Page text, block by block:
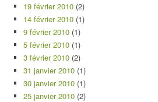
19 février 2010 (2)
14 février 2010 (1)
9 février 2010 (1)
5 février 2010 (1)
3 février 2010 (2)
31 janvier 2010 (1)
30 janvier 2010 (1)
25 janvier 2010 (2)